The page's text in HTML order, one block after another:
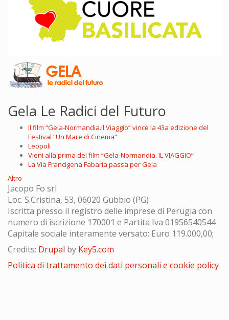
Gela Le Radici del Futuro
Il film “Gela-Normandia.Il Viaggio” vince la 43a edizione del
Festival “Un Mare di Cinema”
Leopoli
Vieni alla prima del film “Gela-Normandia. IL VIAGGIO”
La Via Francigena Fabaria passa per Gela
Altro
Jacopo Fo srl
Loc. S.Cristina, 53, 06020 Gubbio (PG)
Iscritta presso il registro delle imprese di Perugia con
numero di iscrizione 170001 e Partita Iva 01956540544
Capitale sociale interamente versato: Euro 119.000,00;
Credits: Drupal by Key5.com
Politica di trattamento dei dati personali e cookie policy